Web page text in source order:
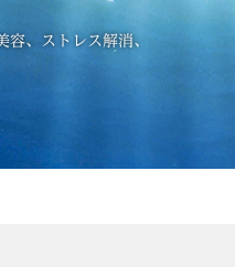
、ストレス解消、